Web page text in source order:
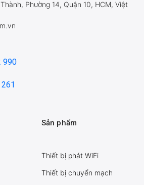
Phường 14, Quận 10, HCM, Việt
990
Sản phẩm
Thiết bị phát WiFi
Thiết bị chuyển mạch